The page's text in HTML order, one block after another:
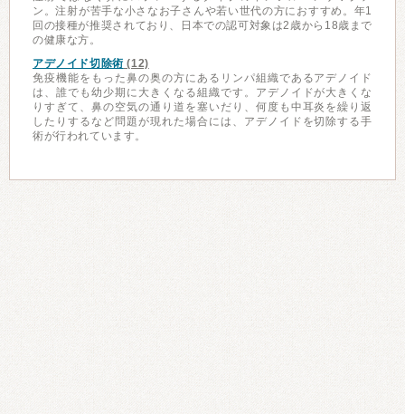
ン。注射が苦手な小さなお子さんや若い世代の方におすすめ。年1
回の接種が推奨されており、日本での認可対象は2歳から18歳まで
の健康な方。
アデノイド切除術 (12)
免疫機能をもった鼻の奥の方にあるリンパ組織であるアデノイド
は、誰でも幼少期に大きくなる組織です。アデノイドが大きくな
りすぎて、鼻の空気の通り道を塞いだり、何度も中耳炎を繰り返
したりするなど問題が現れた場合には、アデノイドを切除する手
術が行われています。